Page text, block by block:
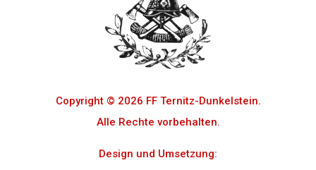
Copyright © 2026 FF Ternitz-Dunkelstein.
Alle Rechte vorbehalten.
Design und Umsetzung: